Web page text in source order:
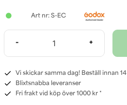
S-EC
- +
Vi skickar samma dag! Beställ innan 14
Blixtsnabba leveranser
Fri frakt vid köp över 1000 kr *